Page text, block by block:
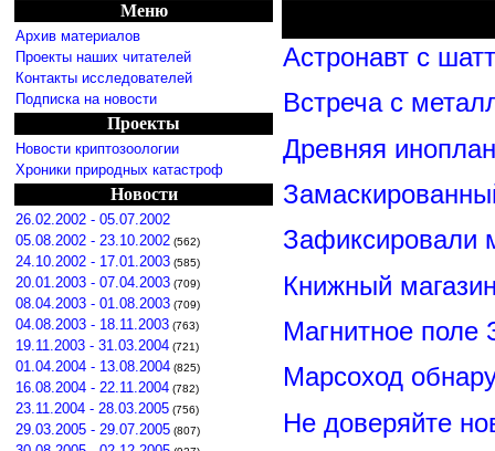
Меню
Архив материалов
Проекты наших читателей
Контакты исследователей
Подписка на новости
Проекты
Новости криптозоологии
Хроники природных катастроф
Новости
26.02.2002 - 05.07.2002
05.08.2002 - 23.10.2002 (562)
24.10.2002 - 17.01.2003 (585)
20.01.2003 - 07.04.2003 (709)
08.04.2003 - 01.08.2003 (709)
04.08.2003 - 18.11.2003 (763)
19.11.2003 - 31.03.2004 (721)
01.04.2004 - 13.08.2004 (825)
16.08.2004 - 22.11.2004 (782)
23.11.2004 - 28.03.2005 (756)
29.03.2005 - 29.07.2005 (807)
Астронавт с
Встреча с
Древняя
Зафиксировали
Книжный
Магнитное поле
Марсоход
Не доверяйте